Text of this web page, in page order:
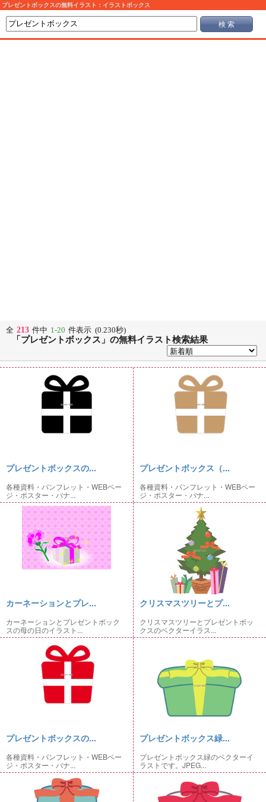
プレゼントボックスの無料イラスト：イラストボックス
検 索
全 213 件中 1-20 件表示 (0.230秒)
「プレゼントボックス」の無料イラスト検索結果
プレゼントボックスの...
各種資料・パンフレット・WEBペー
ジ・ポスター・バナ...
プレゼントボックス（...
各種資料・パンフレット・WEBペー
ジ・ポスター・バナ...
カーネーションとプレ...
カーネーションとプレゼントボック
スの母の日のイラスト...
クリスマスツリーとプ...
クリスマスツリーとプレゼントボッ
クスのベクターイラス...
プレゼントボックスの...
各種資料・パンフレット・WEBペー
ジ・ポスター・バナ...
プレゼントボックス緑...
プレゼントボックス緑のベクターイ
ラストです。JPEG...